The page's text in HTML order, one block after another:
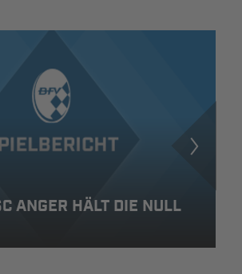
ANGER HÄLT DIE NULL